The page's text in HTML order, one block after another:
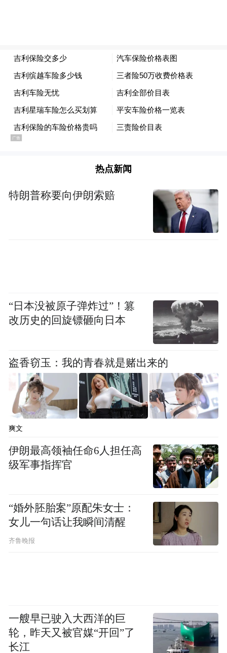
在榕江县摆贝村这座藏在月亮山深处、海拔
鸟衣”起舞。“百鸟衣”是由苗绣刺绣而成每一
针绣线都绣着蝴蝶妈妈的神话、吉宇鸟的传
说。据记载，唐朝时期黔东南地区苗族首领
谢元琛曾身着 “百鸟衣” 入朝参见唐太宗，所
▲ 苗族姑娘的百鸟衣，被称为“穿在身上的史
诗”
热点新闻
特朗普称要向伊朗索赔
“日本没被原子弹炸过”！篡
改历史的回旋镖砸向日本
盗香窃玉：我的青春就是赌出来的
爽文
伊朗最高领袖任命6人担任高
级军事指挥官
“婚外胚胎案”原配朱女士：
女儿一句话让我瞬间清醒
齐鲁晚报
一艘早已驶入大西洋的巨
轮，昨天又被官媒“开回”了
长江